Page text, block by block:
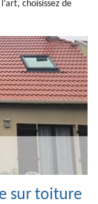
choisissez de
sur toiture